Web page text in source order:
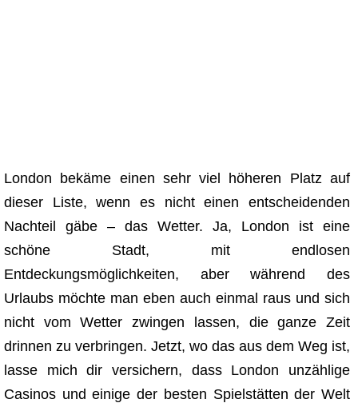
London bekäme einen sehr viel höheren Platz auf
dieser Liste, wenn es nicht einen entscheidenden
Nachteil gäbe – das Wetter. Ja, London ist eine
schöne Stadt, mit endlosen
Entdeckungsmöglichkeiten, aber während des
Urlaubs möchte man eben auch einmal raus und sich
nicht vom Wetter zwingen lassen, die ganze Zeit
drinnen zu verbringen. Jetzt, wo das aus dem Weg ist,
lasse mich dir versichern, dass London unzählige
Casinos und einige der besten Spielstätten der Welt